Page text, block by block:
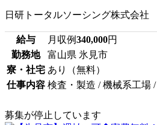
日研トータルソーシング株式会社
給与 月収例340,000円
勤務地
富山県 氷見市
寮・社宅 あり（無料）
仕事内容 検査・製造 / 機械系工場 /
募集が停止しています